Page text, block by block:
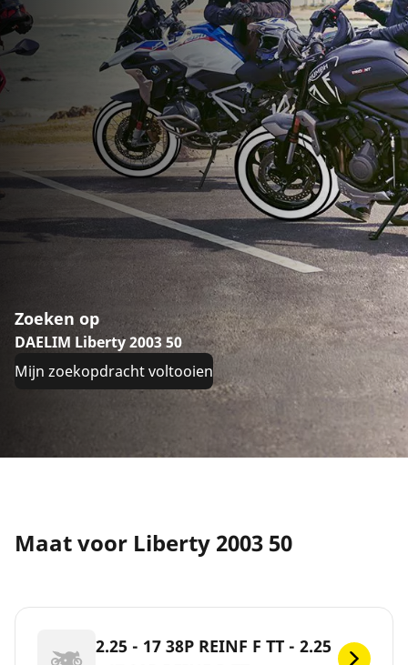
Zoeken op
DAELIM Liberty 2003 50
Mijn zoekopdracht voltooien
Maat voor Liberty 2003 50
2.25 - 17 38P REINF F TT - 2.25